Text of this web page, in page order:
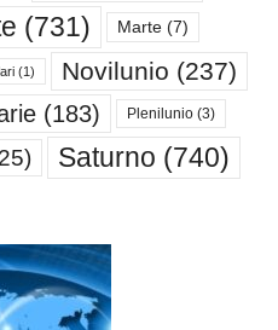
(731) Marte (7)
(1) Novilunio (237)
(183) Plenilunio (3)
Saturno (740)